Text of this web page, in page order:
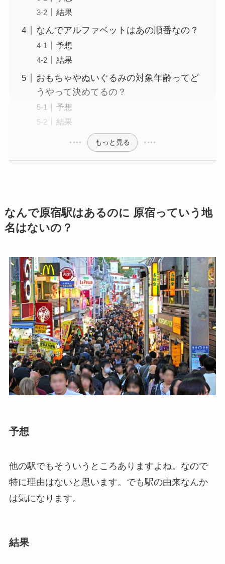
結果
なんでアルファベットはあの順番なの？
予想
結果
おもちゃやぬいぐるみの対象年齢ってど
うやって決めてるの？
予想
結果
もっと見る
なんで原宿駅はあるのに 原宿っていう地
名はないの？
予想
他の駅でもそういうところありますよね。なので
特に理由はないと思います。でも駅の由来なんか
は気になります。
結果